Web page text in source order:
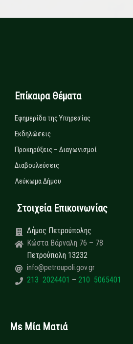
Επίκαιρα Θέματα
Εφημερίδα της Υπηρεσίας
Εκδηλώσεις
Προκηρύξεις – Διαγωνισμοί
Διαβουλεύσεις
Λεύκωμα Δήμου
Στοιχεία Επικοινωνίας
Δήμος Πετρούπολης
Κώστα Βάρναλη 76 – 78
Πετρούπολη 13232
info@petroupoli.gov.gr
213 2024401 – 210 5065401
Με Μία Ματιά